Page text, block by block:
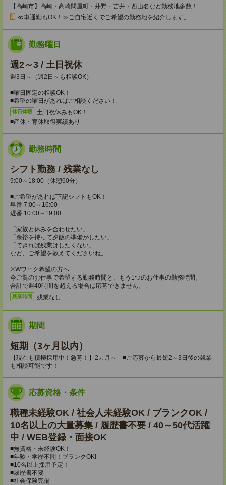
【高崎市】高崎・高崎問屋町・井野・吉井・西山名など勤務地多数！
≪車通勤もOK！≫ご自宅近くでご希望の勤務地を紹介します。
勤務曜日
週2～3 / 土日祝休
週3日～（週2日～も相談OK）
■曜日固定の相談OK！
■希望の曜日があればご相談ください！
休日休暇
土日祝休みもOK！
■産休・育休取得実績あり
勤務時間
シフト勤務 / 残業なし
9:00～18:00（休憩60分）
■ご希望があれば下記シフトもOK！
早番 7:00～16:00
遅番 10:00～19:00
「家族と休みを合わせたい」
「余裕を持って夕飯の準備がしたい」
「できれば残業はしたくない」
など、ご希望を教えてくださいね。
※Wワーク希望の方へ
今ご覧のお仕事で希望する勤務時間と、もう1つのお仕事の勤務時間。
合計で週40時間を超える場合は応募できません。
残業時間 残業なし
期間
短期（3ヶ月以内）
【現在も積極採用中！急募！】2カ月～ ■ご応募から最短2～3日後の就業
も相談可能です！
応募資格・条件
職種未経験OK / 社会人未経験OK / ブランクOK /
10名以上の大量募集 / 履歴書不要 / 40～50代活躍
中 / WEB登録・面接OK
■無資格・未経験OK！
■年齢・学歴不問！ブランクOK!
■10名以上採用予定！
■履歴書不要
■社会保険完備